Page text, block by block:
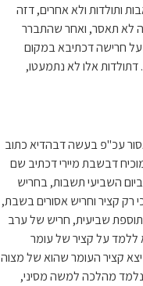
ותולדות ולא אחרים, דזה
לא תאסר, ואחר שהתברר
על חרישה דכתיבא במקום
אלו לא נתמעטו,
עכ"פ בעשה דבהדיא כתוב
דבשבת מיירי דכתיב שם
השביעי תשבות, בחריש
רק קציר וחריש אסורים בשבת,
שביעית, חריש של ערב
ללמד על קציר של עומר
קציר העומר שהוא של מצוה
מהלכה למשה מסיני,